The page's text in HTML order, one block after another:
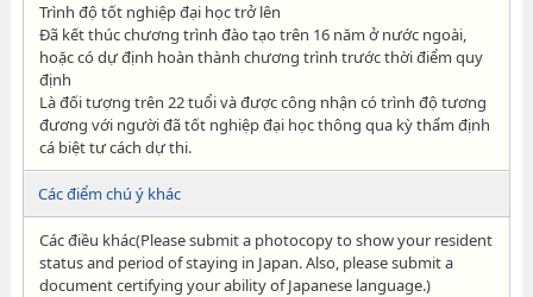
Trình độ tốt nghiệp đại học trở lên
Đã kết thúc chương trình đào tạo trên 16 năm ở nước ngoài,
hoặc có dự định hoàn thành chương trình trước thời điểm quy
định
Là đối tượng trên 22 tuổi và được công nhận có trình độ tương
đương với người đã tốt nghiệp đại học thông qua kỳ thẩm định
cá biệt tư cách dự thi.
Các điểm chú ý khác
Các điều khác(Please submit a photocopy to show your resident
status and period of staying in Japan. Also, please submit a
document certifying your ability of Japanese language.)